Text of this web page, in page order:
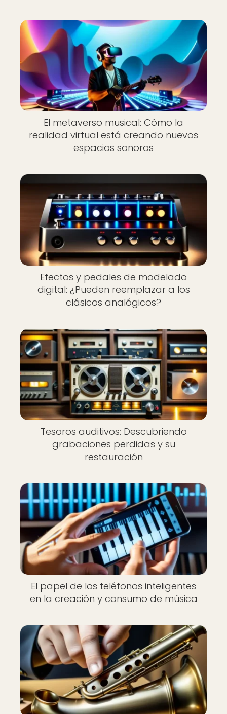
El metaverso musical: Cómo la
realidad virtual está creando nuevos
espacios sonoros
Efectos y pedales de modelado
digital: ¿Pueden reemplazar a los
clásicos analógicos?
Tesoros auditivos: Descubriendo
grabaciones perdidas y su
restauración
El papel de los teléfonos inteligentes
en la creación y consumo de música